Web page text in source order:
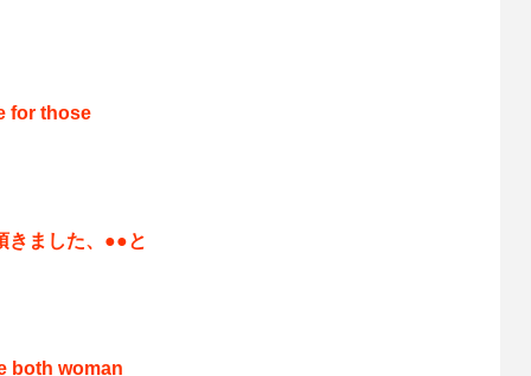
for those
きました、●●と
both woman